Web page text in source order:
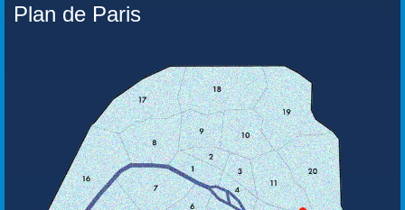
Plan de Paris